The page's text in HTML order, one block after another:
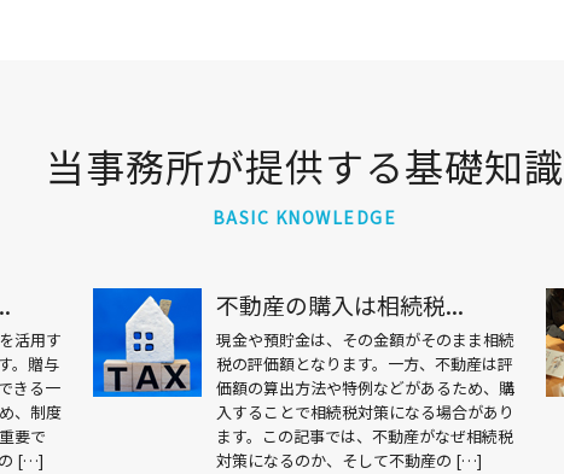
当事務所が提供する基礎知識
BASIC KNOWLEDGE
活用す
。贈与
きる一
、制度
要で
[…]
不動産の購入は相続税...
現金や預貯金は、その金額がそのまま相続
税の評価額となります。一方、不動産は評
価額の算出方法や特例などがあるため、購
入することで相続税対策になる場合があり
ます。この記事では、不動産がなぜ相続税
対策になるのか、そして不動産の […]